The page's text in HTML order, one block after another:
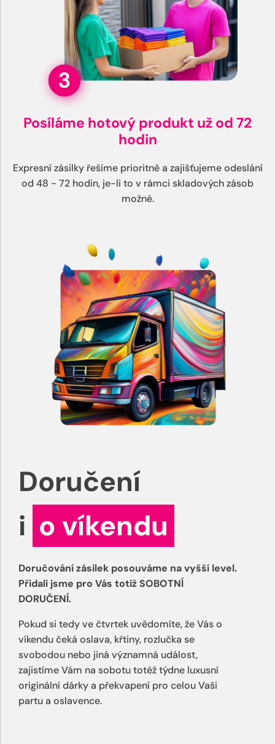
Posíláme hotový produkt už od 72
hodin
Expresní zásilky řešíme prioritně a zajišťujeme odeslání
od 48 - 72 hodin, je-li to v rámci skladových zásob
možné.
Doručení
i o víkendu
Doručování zásilek posouváme na vyšší level.
Přidali jsme pro Vás totiž SOBOTNÍ
DORUČENÍ.
Pokud si tedy ve čtvrtek uvědomíte, že Vás o
víkendu čeká oslava, křtiny, rozlučka se
svobodou nebo jiná významná událost,
zajistíme Vám na sobotu totéž týdne luxusní
originální dárky a překvapení pro celou Vaši
partu a oslavence.